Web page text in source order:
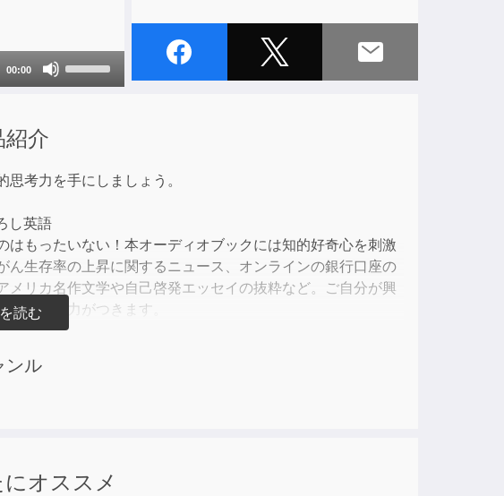
00:00
or
紹介
考力を手にしましょう。
し英語
もったいない！本オーディオブックには知的好奇心を刺激
生存率の上昇に関するニュース、オンラインの銀行口座の
リカ名作文学や自己啓発エッセイの抜粋など。ご自分が興
理なく力がつきます。
フレーズの学習も欠かせません。この本では、unitそれぞ
す。
ンル
オススメ